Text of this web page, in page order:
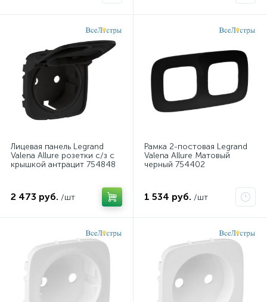
Лицевая панель Legrand
Valena Allure розетки с/з с
крышкой антрацит 754848
2 473 руб. /шт
Рамка 2-постовая Legrand
Valena Allure Матовый
черный 754402
1 534 руб. /шт